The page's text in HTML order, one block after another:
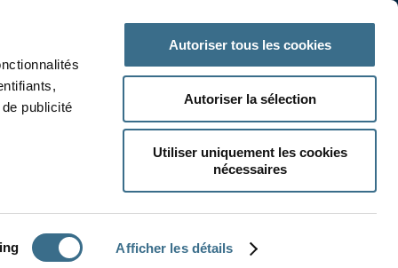
publicité
Afficher les détails
Autoriser tous les cookies
Autoriser la sélection
Utiliser uniquement les cookies
nécessaires